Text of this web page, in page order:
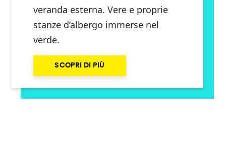
veranda esterna. Vere e proprie
stanze d’albergo immerse nel
verde.
SCOPRI DI PIÙ